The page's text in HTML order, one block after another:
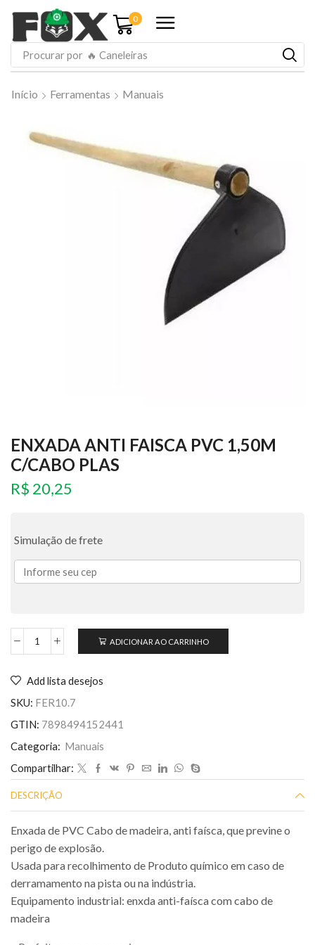
0
Procurar por 🔥 Caneleiras
Início Ferramentas Manuais
ENXADA ANTI FAISCA PVC 1,50M
C/CABO PLAS
R$ 20,25
Simulação de frete
ADICIONAR AO CARRINHO
Add lista desejos
SKU: FER10.7
GTIN: 7898494152441
Categoria: Manuais
Compartilhar:
DESCRIÇÃO
Enxada de PVC Cabo de madeira, anti faísca, que previne o
perigo de explosão.
Usada para recolhimento de Produto químico em caso de
derramamento na pista ou na indústria.
Equipamento industrial: enxda anti-faísca com cabo de
madeira